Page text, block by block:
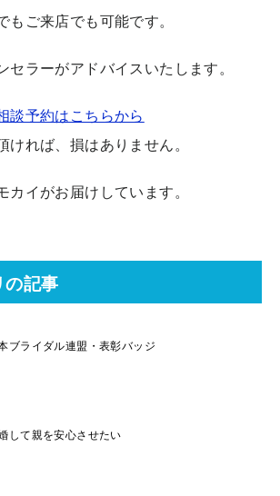
もご来店でも可能です。
セラーがアドバイスいたします。
談予約はこちらから
ければ、損はありません。
イがお届けしています。
の記事
ブライダル連盟・表彰バッジ
して親を安心させたい